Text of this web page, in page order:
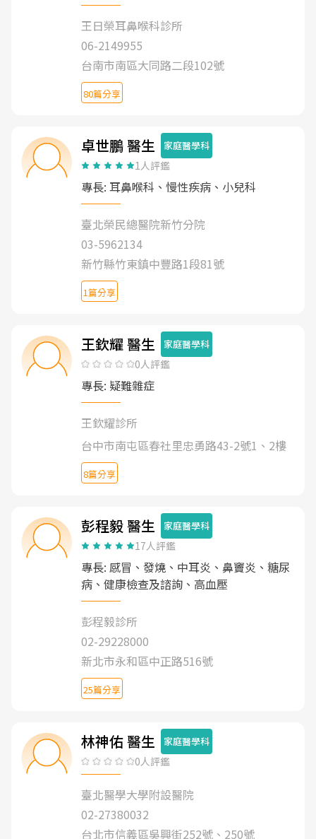
王日榮耳鼻喉科診所
06-2149955
台南市南區大同路二段102號
80篇分享
卓世鵬 醫生 家庭醫學科
1人評鑑
專長: 耳鼻喉科、慢性疾病、小兒科
臺北榮民總醫院新竹分院
03-5962134
新竹縣竹東鎮中豐路1段81號
1篇分享
王欽耀 醫生 家庭醫學科
0人評鑑
專長: 疑難雜症
王欽耀診所
台中市南屯區春社里忠勇路43-2號1、2樓
8篇分享
彭程毅 醫生 家庭醫學科
17人評鑑
專長: 感冒、發燒、中耳炎、鼻竇炎、糖尿
病、健康檢查及諮詢、高血壓
彭程毅診所
02-29228000
新北市永和區中正路516號
25篇分享
林神佑 醫生 家庭醫學科
0人評鑑
臺北醫學大學附設醫院
02-27380032
台北市信義區吳興街252號、250號